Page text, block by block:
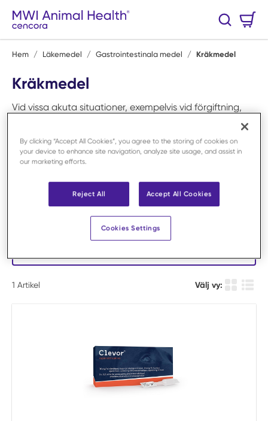
Hoppa till huvudinnehåll
Sök
Hem / Läkemedel / Gastrointestinala medel / Kräkmedel
Kräkmedel
Vid vissa akuta situationer, exempelvis vid förgiftning,
skadliga ämnen från magsäcken. Behandlingen kräver
noggrann bedömning eftersom effekt och säkerhet
påverkas av tidpunkt och patientens status. Dessa
läkemedel är en viktig del av klinikens akuta beredskap
och används under kontrollerade rutiner. MWI Animal
Health erbjuder tillförlitliga alternativ som stödjer trygg
1 Artikel Välj vy:
By clicking “Accept All Cookies”, you agree to the storing of cookies on
your device to enhance site navigation, analyze site usage, and assist in
our marketing efforts.
Reject All Accept All Cookies
Cookies Settings